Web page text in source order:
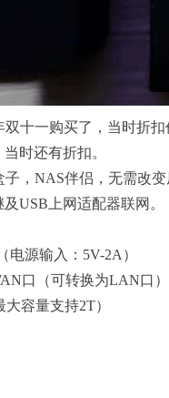
双十一购买了，当时折
时还有折扣。
，NAS伴侣，无需改
USB上网适配器联网。
电源输入：5V-2A）
口（可转换为LAN口）
容量支持2T）